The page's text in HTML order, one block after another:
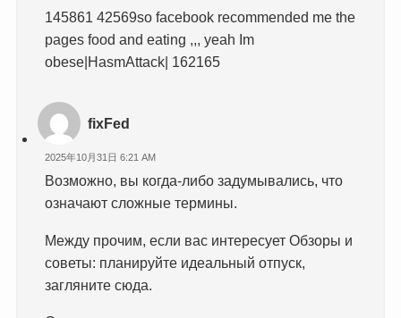
145861 42569so facebook recommended me the
pages food and eating ,,, yeah Im
obese|HasmAttack| 162165
fixFed
2025年10月31日 6:21 AM
Возможно, вы когда-либо задумывались, что
означают сложные термины.
Между прочим, если вас интересует Обзоры и
советы: планируйте идеальный отпуск,
загляните сюда.